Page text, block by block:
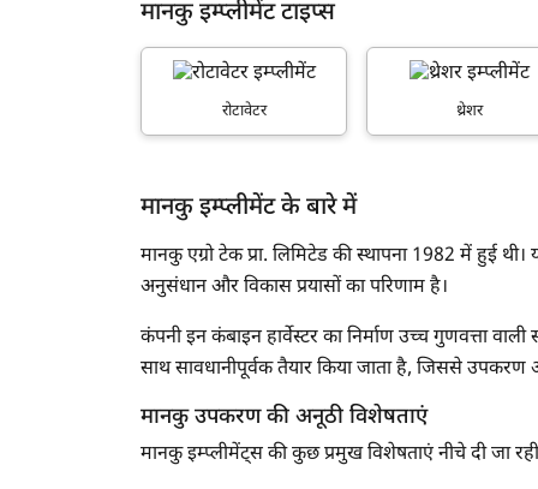
मिस्ट ब्लोअर
फ्लेल मोवर
न्यूमेटिक प्रिसीजन प्लांटर
पडलर
फर्टिलाइजर ब्रॉडकास्टर
हे रेक
ग्रेडर ब्लेड
फोरेज मोवर
मानकु इम्प्लीमेंट टाइप्स
रोटावेटर थ्रेशर
मानकु इम्प्लीमेंट के बारे में
मानकु एग्रो टेक प्रा. लिमिटेड की स्थापना 1982 में हुई थी।
अनुसंधान और विकास प्रयासों का परिणाम है।
कंपनी इन कंबाइन हार्वेस्टर का निर्माण उच्च गुणवत्ता
साथ सावधानीपूर्वक तैयार किया जाता है, जिससे उपकरण
मानकु उपकरण की अनूठी विशेषताएं
मानकु इम्प्लीमेंट्स की कुछ प्रमुख विशेषताएं नीचे दी जा